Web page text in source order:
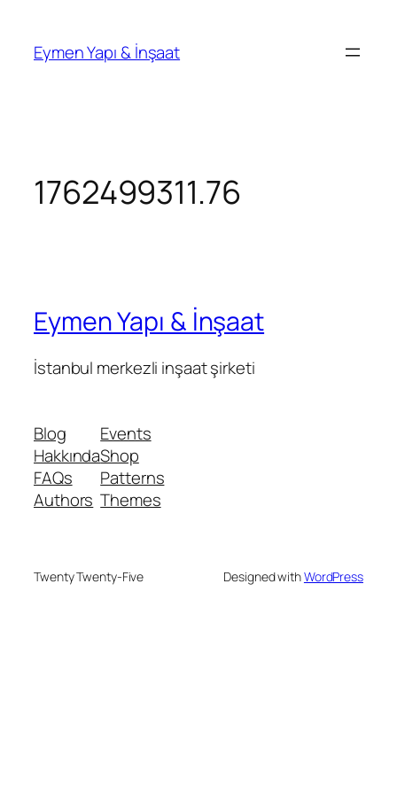
Eymen Yapı & İnşaat
1762499311.76
Eymen Yapı & İnşaat
İstanbul merkezli inşaat şirketi
Blog
Hakkında
FAQs
Authors
Events
Shop
Patterns
Themes
Twenty Twenty-Five Designed withWordPress